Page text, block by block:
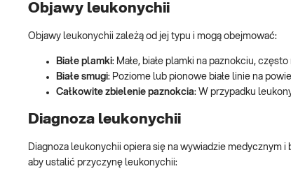
Objawy leukonychii
Objawy leukonychii zależą od jej typu i mogą obejmować:
Białe plamki: Małe, białe plamki na paznokciu,
Białe smugi: Poziome lub pionowe białe linie na
Całkowite zbielenie paznokcia: W przypadku
Diagnoza leukonychii
Diagnoza leukonychii opiera się na wywiadzie medycznym
aby ustalić przyczynę leukonychii: